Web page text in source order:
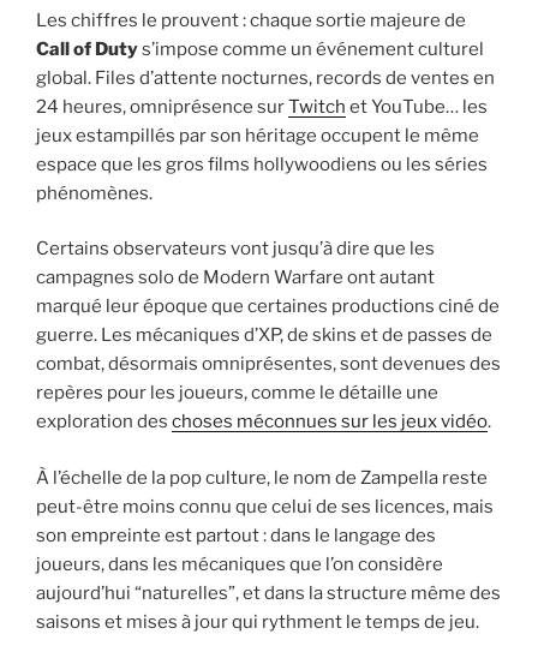
Les chiffres le prouvent : chaque sortie majeure de
Call of Dutys’impose comme un événement culturel
global. Files d’attente nocturnes, records de ventes en
24 heures, omniprésence surTwitch et YouTube… les
jeux estampillés par son héritage occupent le même
espace que les gros films hollywoodiens ou les séries
phénomènes.
Certains observateurs vont jusqu’à dire que les
campagnes solo de Modern Warfare ont autant
marqué leur époque que certaines productions ciné de
guerre. Les mécaniques d’XP, de skins et de passes de
combat, désormais omniprésentes, sont devenues des
repères pour les joueurs, comme le détaille une
exploration des choses méconnues sur les jeux vidéo.
À l’échelle de la pop culture, le nom de Zampella reste
peut-être moins connu que celui de ses licences, mais
son empreinte est partout : dans le langage des
joueurs, dans les mécaniques que l’on considère
aujourd’hui “naturelles”, et dans la structure même des
saisons et mises à jour qui rythment le temps de jeu.